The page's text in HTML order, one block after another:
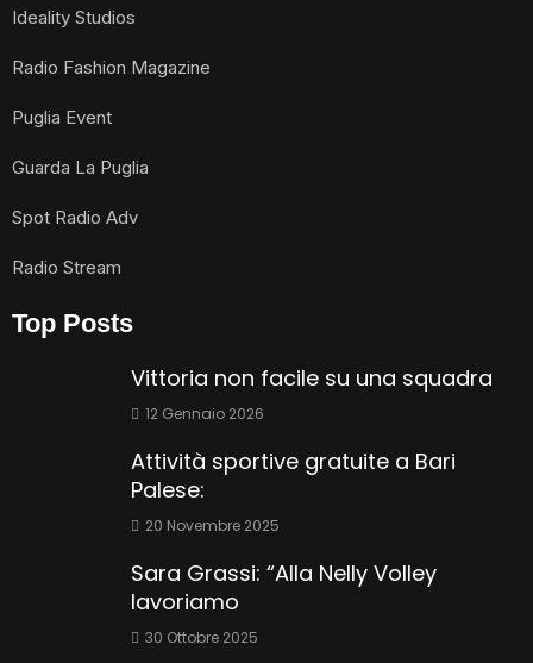
Ideality Studios
Radio Fashion Magazine
Puglia Event
Guarda La Puglia
Spot Radio Adv
Radio Stream
Top Posts
Vittoria non facile su una squadra
12 Gennaio 2026
Attività sportive gratuite a Bari
Palese:
20 Novembre 2025
Sara Grassi: “Alla Nelly Volley
lavoriamo
30 Ottobre 2025